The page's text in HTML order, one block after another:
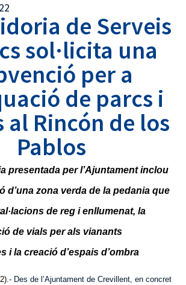
de Serveis
sol·licita una
per a
de parcs i
al Rincón de los
Pablos
presentada per l’Ajuntament inclou
d’una zona verda de la pedania que
de reg i enllumenat, la
de vials per als vianants
i la creació d’espais d’ombra
Des de l’Ajuntament de Crevillent, en concret